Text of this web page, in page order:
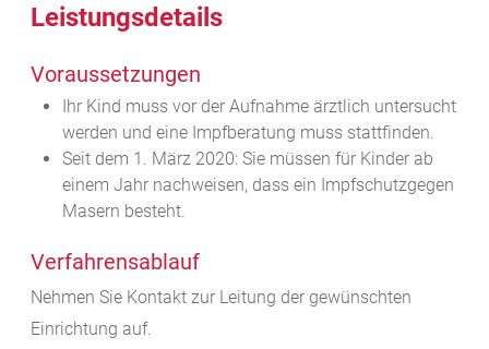
Leistungsdetails
Voraussetzungen
Ihr Kind muss vor der Aufnahme ärztlich untersucht
werden und eine Impfberatung muss stattfinden.
Seit dem 1. März 2020: Sie müssen für Kinder ab
einem Jahr nachweisen, dass ein Impfschutzgegen
Masern besteht.
Verfahrensablauf
Nehmen Sie Kontakt zur Leitung der gewünschten
Einrichtung auf.